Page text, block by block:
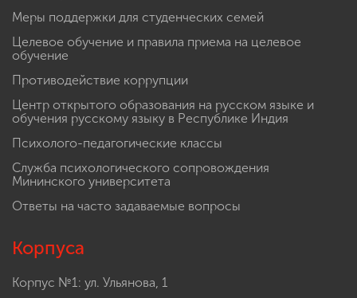
Меры поддержки для студенческих семей
Целевое обучение и правила приема на целевое
обучение
Противодействие коррупции
Центр открытого образования на русском языке и
обучения русскому языку в Республике Индия
Психолого-педагогические классы
Служба психологического сопровождения
Мининского университета
Ответы на часто задаваемые вопросы
Корпуса
Корпус №1: ул. Ульянова, 1